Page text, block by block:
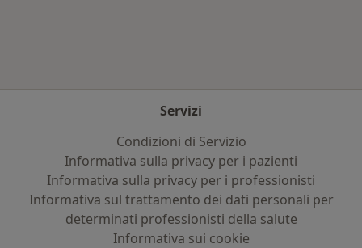
Servizi
Condizioni di Servizio
Informativa sulla privacy per i pazienti
Informativa sulla privacy per i professionisti
Informativa sul trattamento dei dati personali per
determinati professionisti della salute
Informativa sui cookie